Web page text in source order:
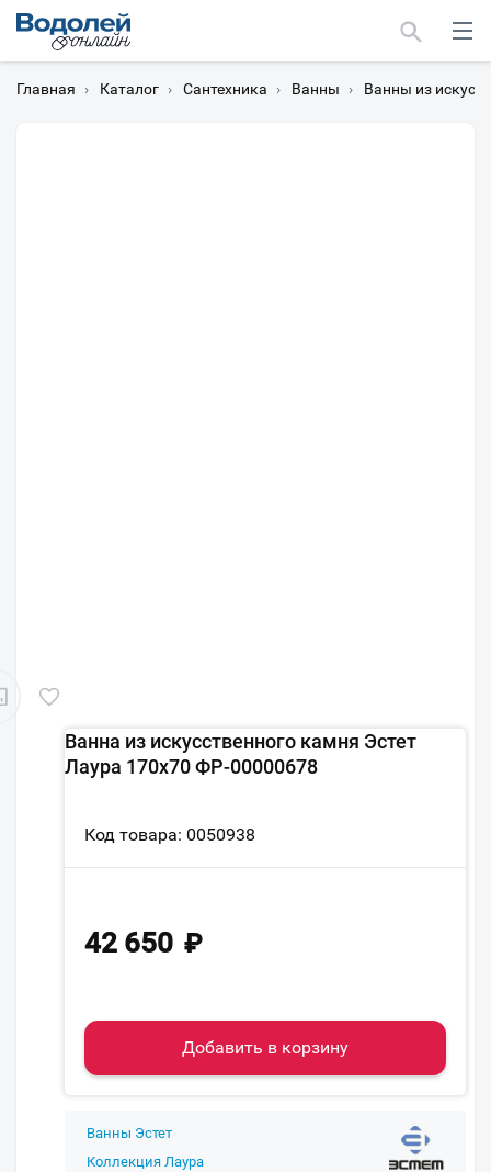
Главная › Каталог › Сантехника › Ванны › Ванны из
Ванна из искусственного камня Эстет
Лаура 170x70 ФР-00000678
Код товара: 0050938
42 650 ₽
Добавить в корзину
Ванны Эстет
Коллекция Лаура